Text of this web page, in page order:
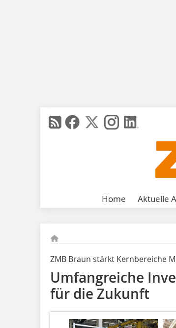
Home Aktuelle
ZMB Braun stärkt Kernbereiche
Umfangreiche
für die Zukunft